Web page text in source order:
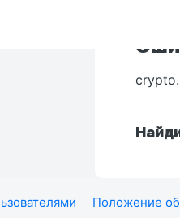
Положение